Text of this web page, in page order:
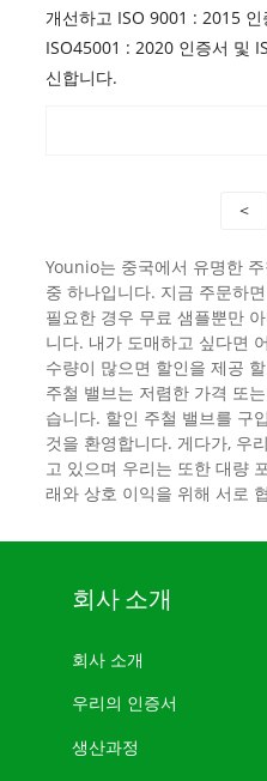
개선하고 ISO 9001 : 2015
ISO45001 : 2020 인증서 및
신합니다.
<
Younio는 중국에서 유명한
중 하나입니다. 지금 주문하
필요한 경우 무료 샘플뿐만
니다. 내가 도매하고 싶다면
수량이 많으면 할인을 제공
주철 밸브는 저렴한 가격 또
습니다. 할인 주철 밸브를 구
것을 환영합니다. 게다가, 우
고 있으며 우리는 또한 대량
래와 상호 이익을 위해 서로
회사 소개
회사 소개
우리의 인증서
생산과정